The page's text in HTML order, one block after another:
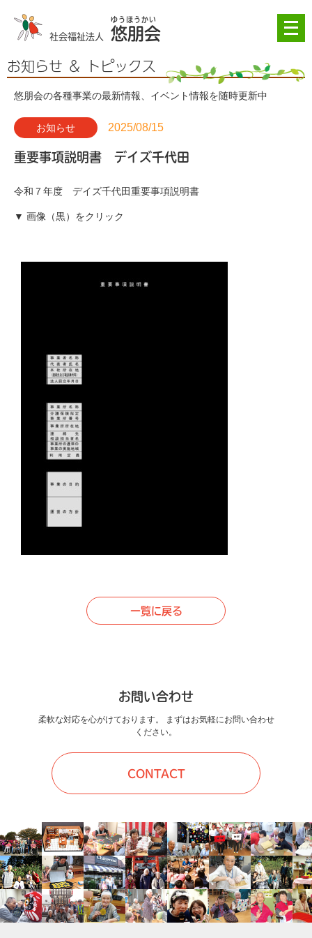
社会福祉法人 悠朋会
メ
ニ
を
お知らせ ＆ トピックス
悠朋会の各種事業の最新情報、イベント情報を随時更新中
お知らせ 2025/08/15
重要事項説明書 デイズ千代田
令和７年度 デイズ千代田重要事項説明書
▼ 画像（黒）をクリック
一覧に戻る
お問い合わせ
柔軟な対応を心がけております。 まずはお気軽にお問い合わせ
ください。
CONTACT